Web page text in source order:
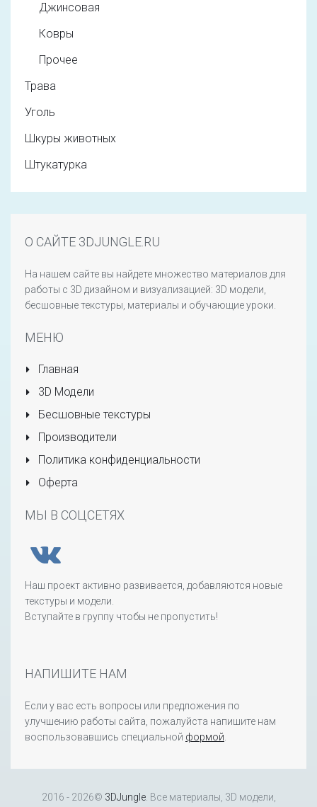
Джинсовая
Ковры
Прочее
Трава
Уголь
Шкуры животных
Штукатурка
О САЙТЕ 3DJUNGLE.RU
На нашем сайте вы найдете множество материалов для
работы с 3D дизайном и визуализацией: 3D модели,
бесшовные текстуры, материалы и обучающие уроки.
МЕНЮ
Главная
3D Модели
Бесшовные текстуры
Производители
Политика конфиденциальности
Оферта
МЫ В СОЦСЕТЯХ
Наш проект активно развивается, добавляются новые
текстуры и модели.
Вступайте в группу чтобы не пропустить!
НАПИШИТЕ НАМ
Если у вас есть вопросы или предложения по
улучшению работы сайта, пожалуйста напишите нам
воспользовавшись специальной формой
2016 - 2026© 3DJungle. Все материалы, 3D модели,